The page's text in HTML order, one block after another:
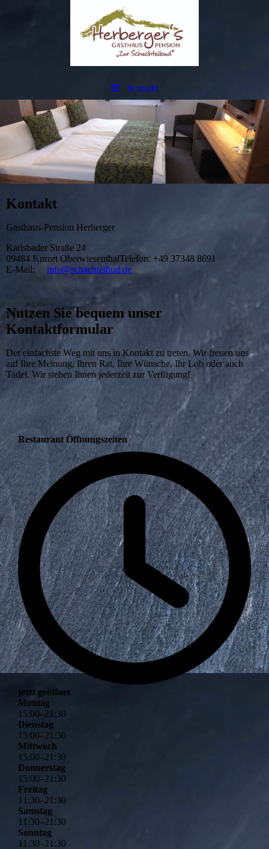
Kontakt
Kontakt
Gasthaus-Pension Herberger
Karlsbader Straße 24
09484 Kurort OberwiesenthalTelefon: +49 37348 8691
E-Mail: info@schachtelbud.de
Nutzen Sie bequem unser
Kontaktformular
Der einfachste Weg mit uns in Kontakt zu treten. Wir freuen uns
auf Ihre Meinung, Ihren Rat, Ihre Wünsche, Ihr Lob oder auch
Tadel. Wir stehen Ihnen jederzeit zur Verfügung!
Restaurant Öffnungszeiten
jetzt geöffnet
Montag
15:00–21 :30
Dienstag
15:00–21 :30
Mittwoch
15:00–21 :30
Donnerstag
15:00–21 :30
Freitag
11 :30–21 :30
Samstag
11 :30–21 :30
Sonntag
11 :30–21 :30